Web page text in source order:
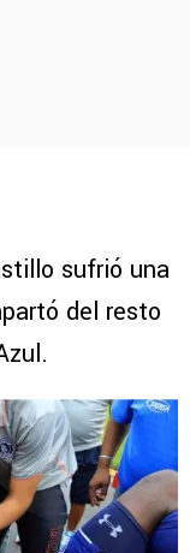
sufrió una
del resto